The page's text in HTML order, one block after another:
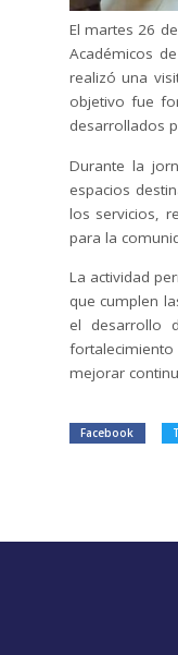
El martes 26
Académicos
realizó una
objetivo fue
desarrollados
Durante la
espacios
los servicios,
para la
La actividad
que cumplen
el desarrollo
mejorar
Facebook